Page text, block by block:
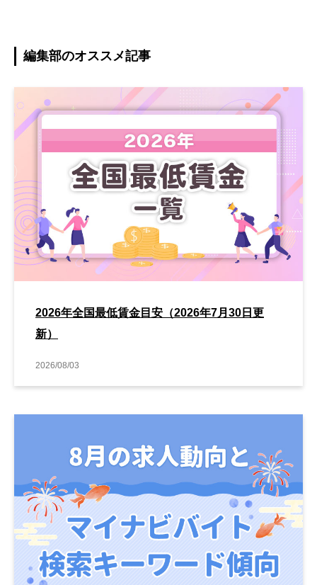
編集部のオススメ記事
2026年全国最低賃金目安（2026年7月30日更
新）
2026/08/03